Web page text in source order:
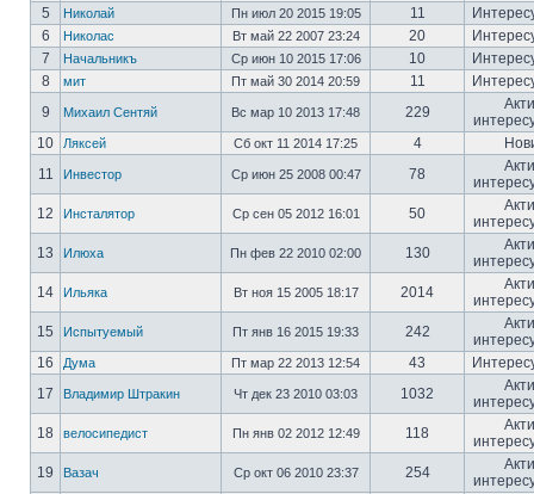
5
Николай Пн июл 20 2015 19:05 11
6
Николас Вт май 22 2007 23:24 20
7
Начальникъ Ср июн 10 2015 17:06 10
8
мит Пт май 30 2014 20:59 11
9
Михаил Сентяй Вс мар 10 2013 17:48 229
10
Ляксей Сб окт 11 2014 17:25 4
11
Инвестор Ср июн 25 2008 00:47 78
12
Инсталятор Ср сен 05 2012 16:01 50
13
Илюха Пн фев 22 2010 02:00 130
14
Ильяка Вт ноя 15 2005 18:17 2014
15
Испытуемый Пт янв 16 2015 19:33 242
16
Дума Пт мар 22 2013 12:54 43
17
Владимир Штракин Чт дек 23 2010 03:03 1032
18
велосипедист Пн янв 02 2012 12:49 118
19
Вазач Ср окт 06 2010 23:37 254